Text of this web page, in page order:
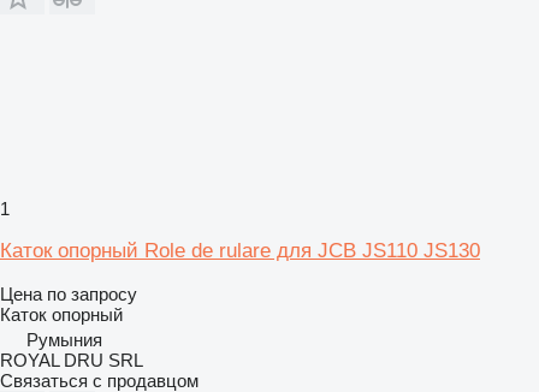
1
Каток опорный Role de rulare для JCB JS110 JS130
Цена по запросу
Каток опорный
Румыния
ROYAL DRU SRL
Связаться с продавцом